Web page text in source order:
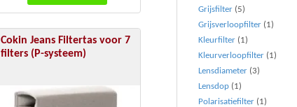
Cokin Jeans Filtertas voor 7
filters (P-systeem)
Grijsfilter(5)
Grijsverloopfilter(1)
Kleurfilter(1)
Kleurverloopfilter(1)
Lensdiameter(3)
Lensdop(1)
Polarisatiefilter(1)